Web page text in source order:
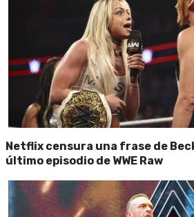
Netflix censura una frase de
último episodio de WWE Raw